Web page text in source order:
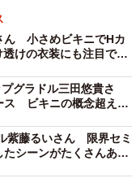
ん 小さめビキニでHカ
けの衣装にも注目で
グラドル三田悠貴さ
ス ビキニの概念超えた
紫藤るいさん 限界セミ
シーンがたくさんあり